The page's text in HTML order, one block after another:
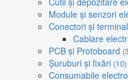
Module și senzori
Conectori și
Cablare
PCB și Protoboard
Șuruburi și fixări (10)
Consumabile